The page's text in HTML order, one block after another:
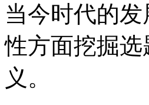
当今时代的
性方面挖掘
义。